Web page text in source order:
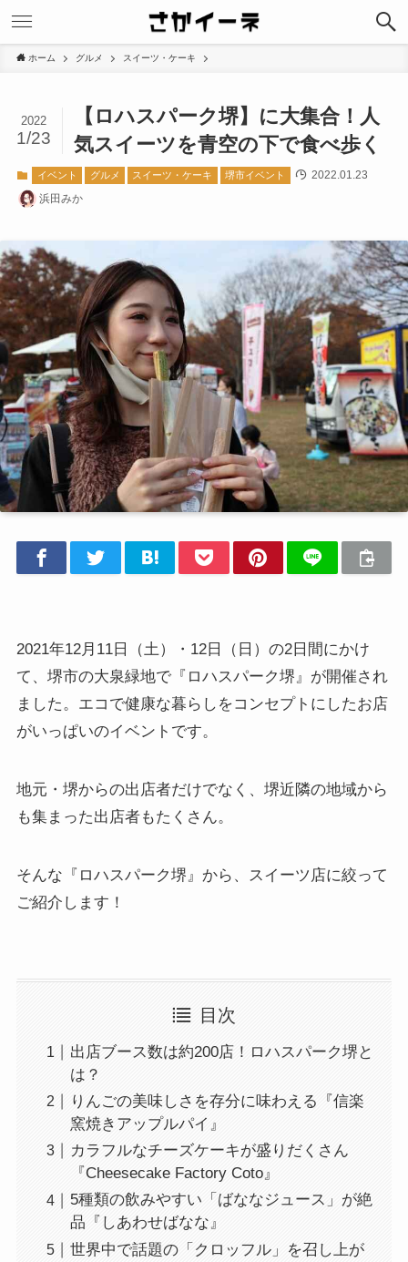
ホーム グルメ スイーツ・ケーキ
【ロハスパーク堺】に大集合！人
気スイーツを青空の下で食べ歩く
2022
1/23
イベント グルメ スイーツ・ケーキ 堺市イベント
2022.01.23
浜田みか
2021年12月11日（土）・12日（日）の2日間にかけ
て、堺市の大泉緑地で『ロハスパーク堺』が開催され
ました。エコで健康な暮らしをコンセプトにしたお店
がいっぱいのイベントです。
地元・堺からの出店者だけでなく、堺近隣の地域から
も集まった出店者もたくさん。
そんな『ロハスパーク堺』から、スイーツ店に絞って
ご紹介します！
目次
出店ブース数は約200店！ロハスパーク堺と
は？
りんごの美味しさを存分に味わえる『信楽
窯焼きアップルパイ』
カラフルなチーズケーキが盛りだくさん
『Cheesecake Factory Coto』
5種類の飲みやすい「ばななジュース」が絶
品『しあわせばなな』
世界中で話題の「クロッフル」を召し上が